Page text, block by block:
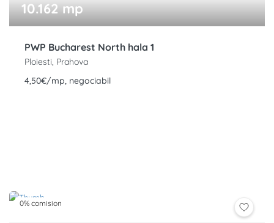
10.162 mp
PWP Bucharest North hala 1
Ploiesti, Prahova
4,50€/mp, negociabil
0% comision